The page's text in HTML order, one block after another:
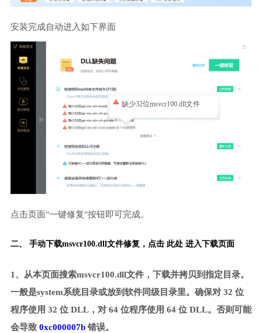
安装完成自动进入如下界面
缺少32位msvcr100.dll文件
点击页面"一键修复"按钮即可完成。
二、 手动下载msvcr100.dll文件修复， 点击 此处 进入下载页面
1、从本页面搜索msvcr100.dll文件，下载并拷贝到指定目录。
一般是system系统目录或放到软件同级目录里。确保对 32 位
程序使用 32 位 DLL，对 64 位程序使用 64 位 DLL。否则可能
会导致 0xc000007b错误。